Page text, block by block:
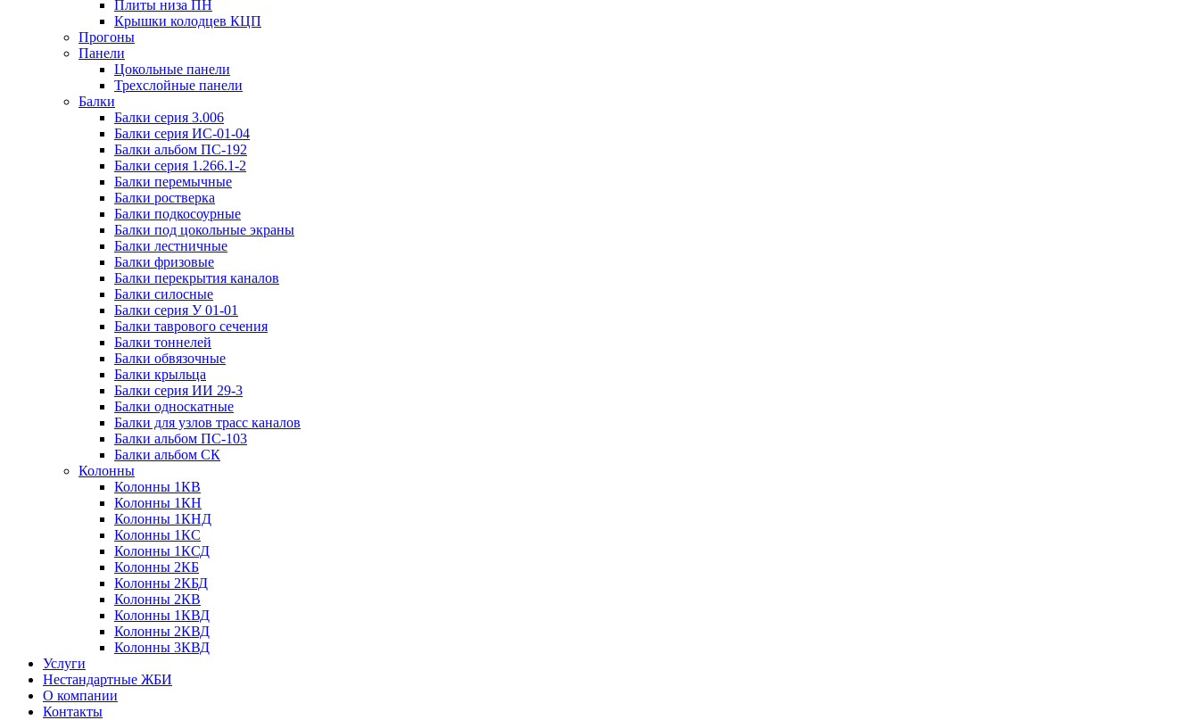
Плиты низа ПН
Крышки колодцев КЦП
Прогоны
Панели
Цокольные панели
Трехслойные панели
Балки
Балки серия 3.006
Балки серия ИС-01-04
Балки альбом ПС-192
Балки серия 1.266.1-2
Балки перемычные
Балки ростверка
Балки подкосоурные
Балки под цокольные экраны
Балки лестничные
Балки фризовые
Балки перекрытия каналов
Балки силосные
Балки серия У 01-01
Балки таврового сечения
Балки тоннелей
Балки обвязочные
Балки крыльца
Балки серия ИИ 29-3
Балки односкатные
Балки для узлов трасс каналов
Балки альбом ПС-103
Балки альбом СК
Колонны
Колонны 1КВ
Колонны 1КН
Колонны 1КНД
Колонны 1КС
Колонны 1КСД
Колонны 2КБ
Колонны 2КБД
Колонны 2КВ
Колонны 1КВД
Колонны 2КВД
Колонны 3КВД
Услуги
Нестандартные ЖБИ
О компании
Контакты